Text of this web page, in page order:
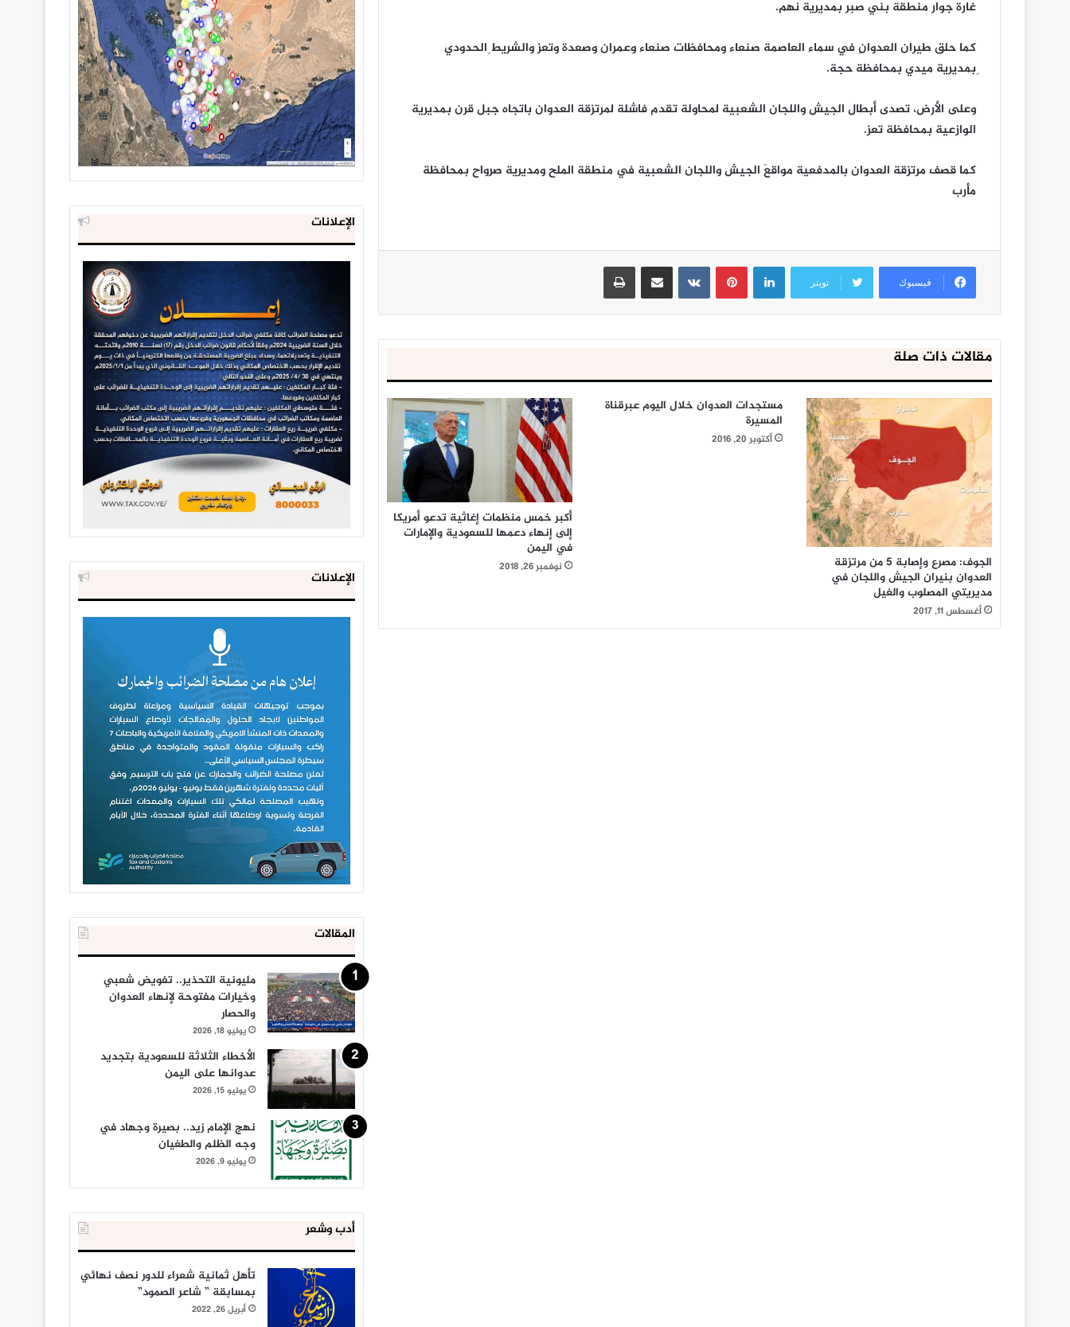
غارة جوار منطقة بني صبر بمديرية نهم.
كما حلق طيران العدوانِ في سماء العاصمة صنعاء ومحافظات صنعاء وعمران وصعدة وتعز والشريط ِالحدودي
ِبمديرية ميدي بمحافظة حجة.
وعلى الأرض، تصدى أبطال الجيش واللجان الشعبية لمحاولة تقدم فاشلة لمرتزقة العدوان باتجاه جبل قرن بمديرية
الوازعية بمحافظة تعز.
كما قصف مرتزقة العدوان بالمدفعية مواقعَ الجيش واللجان الشعبية في منطقة الملح ومديرية صرواح بمحافظة
مأرب
فيسبوك تويتر
لينكدإنبينتيريست مشاركة عبر البريد طباعة
مقالات ذات صلة
الجوف: مصرع وإصابة 5 من مرتزقة
العدوان بنيران الجيش واللجان في
مديريتي المصلوب والغيل
أغسطس 11, 2017
مستجدات العدوان خلال اليوم عبرقناة
المسيرة
أكتوبر 20, 2016
أكبر خمس منظمات إغاثية تدعو أمريكا
إلى إنهاء دعمها للسعودية والإمارات
في اليمن
نوفمبر 26, 2018
الإعلانات
الإعلانات
المقالات
مليونية التحذير.. تفويض شعبي
وخيارات مفتوحة لإنهاء العدوان
والحصار
يوليو 18, 2026
الأخطاء الثلاثة للسعودية بتجديد
عدوانها على اليمن
يوليو 15, 2026
نهج الإمام زيد.. بصيرة وجهاد في
وجه الظلم والطغيان
يوليو 9, 2026
أدب وشعر
تأهل ثمانية شعراء للدور نصف نهائي
بمسابقة ” شاعر الصمود”
أبريل 26, 2022